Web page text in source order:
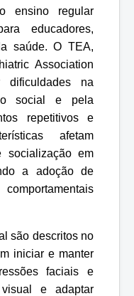
ensino regular
educadores,
saúde. O TEA,
Association
dificuldades na
social e pela
repetitivos e
afetam
socialização em
a adoção de
são descritos no
iniciar e manter
faciais e
e adaptar